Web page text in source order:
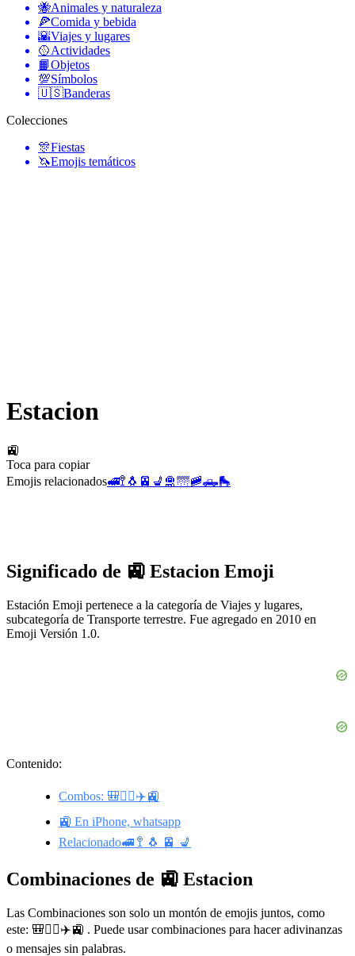
🐝Animales y naturaleza
🍕Comida y bebida
🌇Viajes y lugares
🥎Actividades
📙Objetos
💯Símbolos
🇺🇸Banderas
Colecciones
🎊Fiestas
🦄Emojis temáticos
Estacion
🚉
Toca para copiar
Emojis relacionados🚅🚏 🐧 🚈 💺 🛅🌁🚞🛻🛼
Significado de 🚉 Estacion Emoji
Estación Emoji pertenece a la categoría de Viajes y lugares,
subcategoría de Transporte terrestre. Fue agregado en 2010 en
Emoji Versión 1.0.
Contenido:
Combos: 🎒🚶‍♂️✈️🚉
🚉 En iPhone, whatsapp
Relacionado🚅 🚏 🐧 🚈 💺
Combinaciones de 🚉 Estacion
Las Combinaciones son solo un montón de emojis juntos, como
este: 🎒🚶‍♂️✈️🚉 . Puede usar combinaciones para hacer adivinanzas
o mensajes sin palabras.